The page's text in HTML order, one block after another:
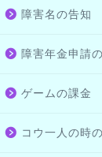
障害名の告知
障害年金申請
ゲームの課金
コウ一人の時